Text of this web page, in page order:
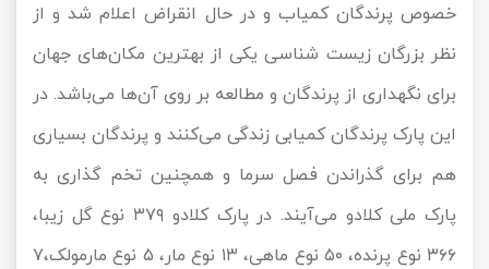
خصوص پرندگان کمیاب و در حال انقراض اعلام شد و از
نظر بزرگان زیست شناسی یکی از بهترین مکان‌های جهان
برای نگهداری از پرندگان و مطالعه بر روی آن‌ها می‌باشد. در
این پارک پرندگان کمیابی زندگی می‌کنند و پرندگان بسیاری
هم برای گذراندن فصل سرما و همچنین تخم گذاری به
پارک ملی کلادو می‌آیند. در پارک کلادو ۳۷۹ نوع گل زیبا،‌
۳۶۶ نوع پرنده، ۵۰ نوع ماهی، ۱۳ نوع مار،‌ ۵ نوع مارمولک،‌۷